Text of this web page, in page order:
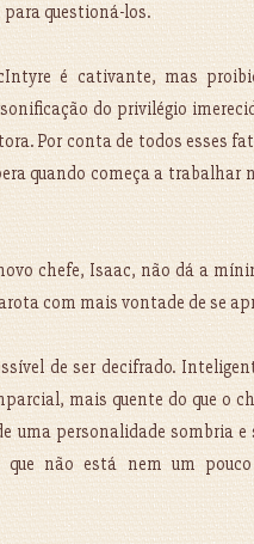
questioná-los.
é cativante, mas
do privilégio
Por conta de todos esses
quando começa a trabalhar
chefe, Isaac, não dá a
com mais vontade de se
de ser decifrado.
mais quente do que o
uma personalidade sombria e
que não está nem um